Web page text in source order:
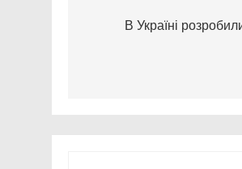
записівВ Україні